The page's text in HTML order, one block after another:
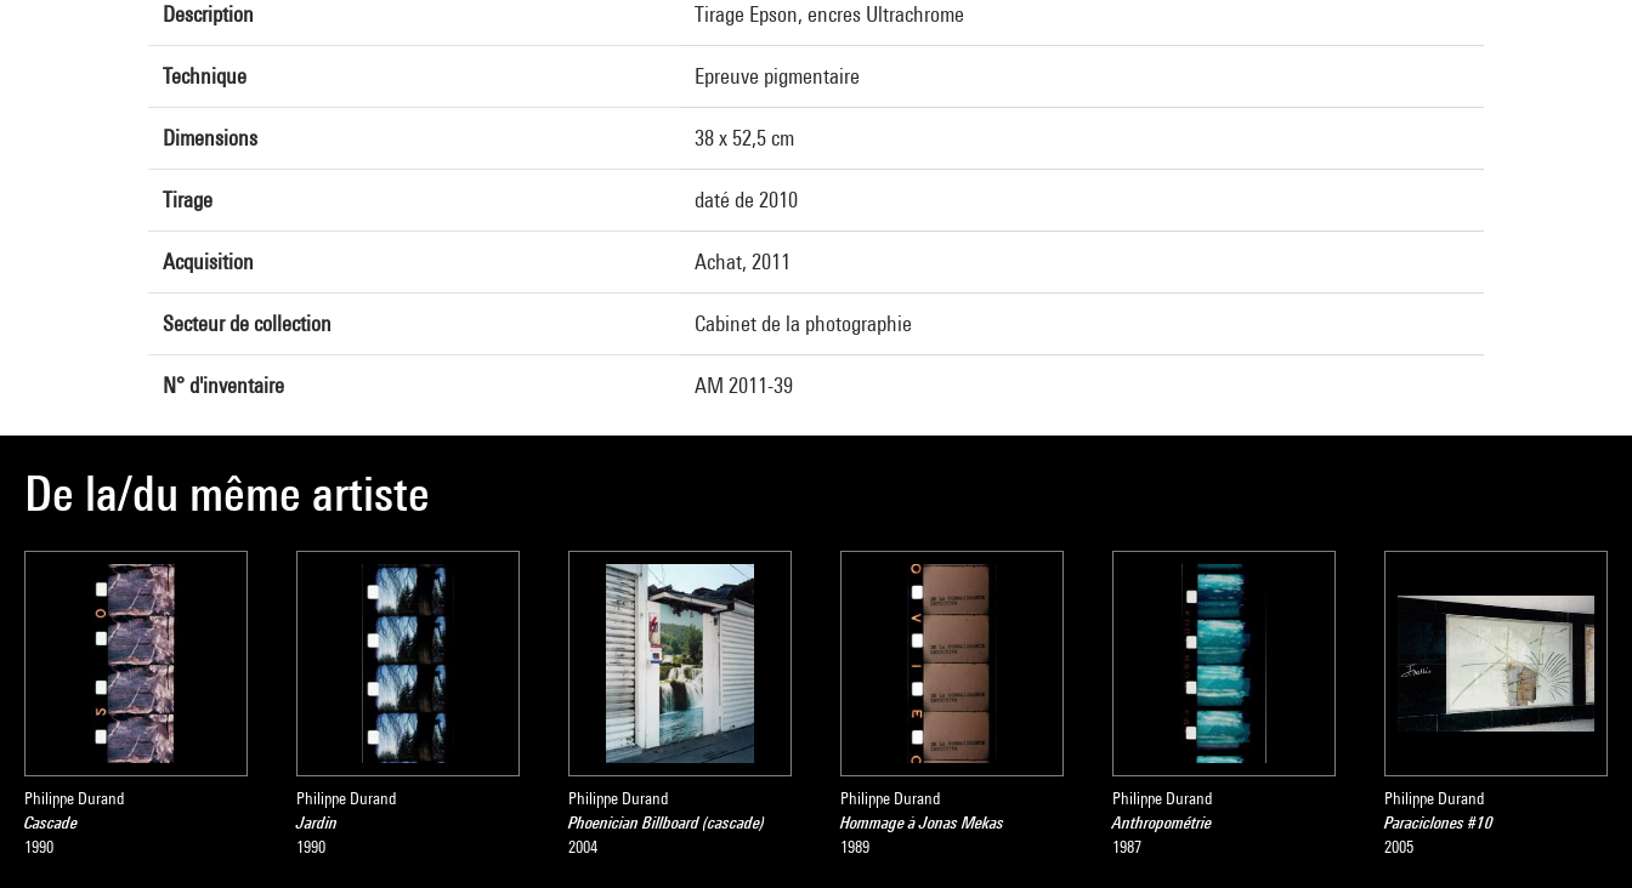
Description Tirage Epson, encres Ultrachrome
Technique Epreuve pigmentaire
Dimensions 38 x 52,5 cm
Tirage daté de 2010
Acquisition Achat, 2011
Secteur de collection Cabinet de la photographie
N° d'inventaire AM 2011-39
De la/du même artiste
Philippe Durand
Cascade
1990
Philippe Durand
Jardin
1990
Philippe Durand
Phoenician Billboard (cascade)
2004
Philippe Durand
Hommage à Jonas Mekas
1989
Philippe Durand
Anthropométrie
1987
Philippe Durand
Paraciclones #10
2005